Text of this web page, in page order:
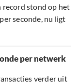
record stond op het
seconde, nu ligt
per netwerk
verder uit